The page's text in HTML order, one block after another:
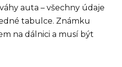
auta – všechny údaje
tabulce. Známku
na dálnici a musí být